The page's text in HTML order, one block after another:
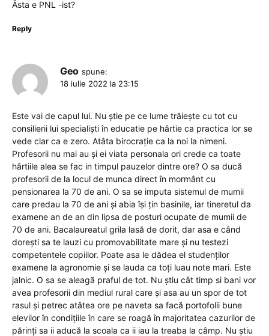
Ăsta e PNL -ist?
Reply
Geo spune:
18 iulie 2022 la 23:15
Este vai de capul lui. Nu știe pe ce lume trăiește cu tot cu
consilierii lui specialiști în educatie pe hârtie ca practica lor se
vede clar ca e zero. Atâta birocrație ca la noi la nimeni.
Profesorii nu mai au și ei viata personala ori crede ca toate
hârtiile alea se fac in timpul pauzelor dintre ore? O sa ducă
profesorii de la locul de munca direct în mormânt cu
pensionarea la 70 de ani. O sa se imputa sistemul de mumii
care predau la 70 de ani și abia își țin basinile, iar tineretul da
examene an de an din lipsa de posturi ocupate de mumii de
70 de ani. Bacalaureatul grila lasă de dorit, dar asa e când
dorești sa te lauzi cu promovabilitate mare și nu testezi
competentele copiilor. Poate asa le dădea el studenților
examene la agronomie și se lauda ca toți luau note mari. Este
jalnic. O sa se aleagă praful de tot. Nu știu cât timp si bani vor
avea profesorii din mediul rural care și asa au un spor de tot
rasul și petrec atâtea ore pe naveta sa facă portofolii bune
elevilor în condițiile în care se roagă în majoritatea cazurilor de
părinți sa ii aducă la scoala ca ii iau la treaba la câmp. Nu știu